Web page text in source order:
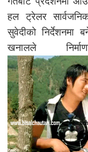
हल ट्रेलर
सुवेदीको निर्देशनमा
खनालले